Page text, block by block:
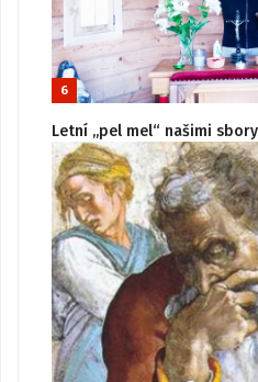
6
Letní „pel mel“ našimi